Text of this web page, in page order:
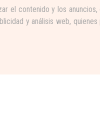
el contenido y los
y análisis web,